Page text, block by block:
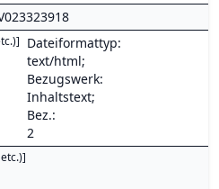
] Dateiformattyp:
text/html;
Bezugswerk:
Inhaltstext;
Bez.:
2
]